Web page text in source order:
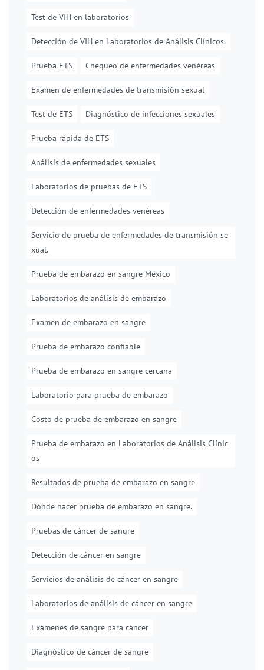
Test de VIH en laboratorios
Detección de VIH en Laboratorios de Análisis Clínicos.
Prueba ETS Chequeo de enfermedades venéreas
Examen de enfermedades de transmisión sexual
Test de ETS Diagnóstico de infecciones sexuales
Prueba rápida de ETS
Análisis de enfermedades sexuales
Laboratorios de pruebas de ETS
Detección de enfermedades venéreas
Servicio de prueba de enfermedades de transmisión se
xual.
Prueba de embarazo en sangre México
Laboratorios de análisis de embarazo
Examen de embarazo en sangre
Prueba de embarazo confiable
Prueba de embarazo en sangre cercana
Laboratorio para prueba de embarazo
Costo de prueba de embarazo en sangre
Prueba de embarazo en Laboratorios de Análisis Clínic
os
Resultados de prueba de embarazo en sangre
Dónde hacer prueba de embarazo en sangre.
Pruebas de cáncer de sangre
Detección de cáncer en sangre
Servicios de análisis de cáncer en sangre
Laboratorios de análisis de cáncer en sangre
Exámenes de sangre para cáncer
Diagnóstico de cáncer de sangre